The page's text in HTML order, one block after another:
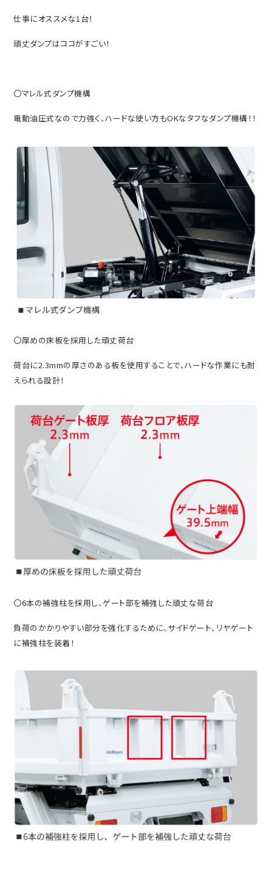
仕事にオススメな1台！
頑丈ダンプはココがすごい！
〇マレル式ダンプ機構
電動油圧式なので力強く、ハードな使い方もOKなタフなダンプ機構！！
〇厚めの床板を採用した頑丈荷台
荷台に2.3mmの厚さのある板を使用することで、ハードな作業にも耐
えられる設計！
〇6本の補強柱を採用し、ゲート部を補強した頑丈な荷台
負荷のかかりやすい部分を強化するために、サイドゲート、リヤゲート
に補強柱を装着！